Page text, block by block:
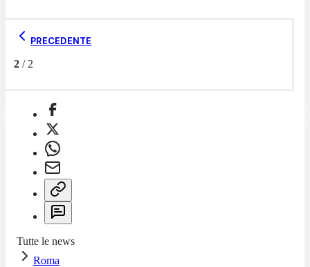
PRECEDENTE
2 / 2
Tutte le news
Roma